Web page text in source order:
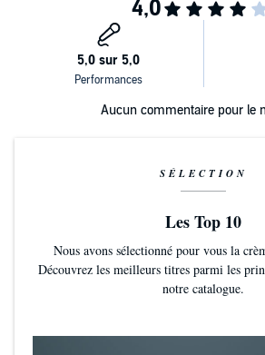
Aucun commentaire pour le
SÉLECTION
Les Top 10
Nous avons sélectionné pour vous la
Découvrez les meilleurs titres parmi les
notre catalogue.